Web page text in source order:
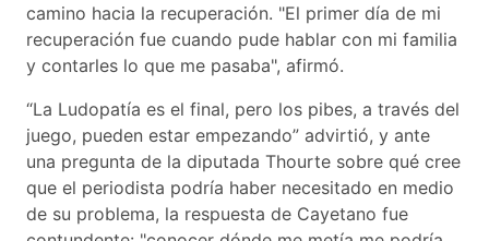
camino hacia la recuperación. "El primer día de mi
recuperación fue cuando pude hablar con mi familia
y contarles lo que me pasaba", afirmó.
“La Ludopatía es el final, pero los pibes, a través del
juego, pueden estar empezando” advirtió, y ante
una pregunta de la diputada Thourte sobre qué cree
que el periodista podría haber necesitado en medio
de su problema, la respuesta de Cayetano fue